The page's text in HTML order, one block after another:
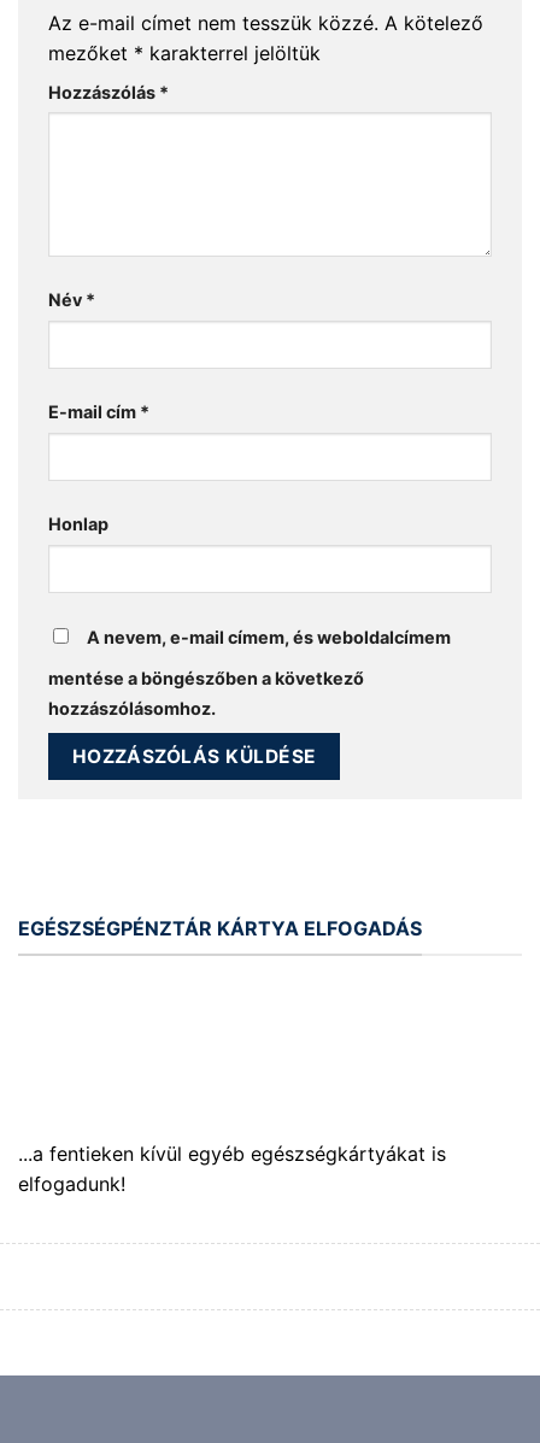
Az e-mail címet nem tesszük közzé. A kötelező
mezőket * karakterrel jelöltük
Hozzászólás *
Név *
E-mail cím *
Honlap
A nevem, e-mail címem, és weboldalcímem
mentése a böngészőben a következő
hozzászólásomhoz.
EGÉSZSÉGPÉNZTÁR KÁRTYA ELFOGADÁS
...a fentieken kívül egyéb egészségkártyákat is
elfogadunk!